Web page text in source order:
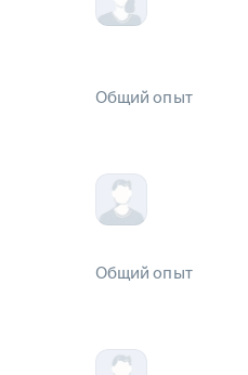
Общий опыт
Общий опыт